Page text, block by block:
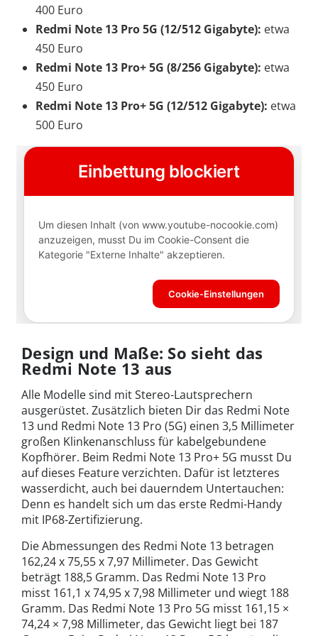
400 Euro
Redmi Note 13 Pro 5G (12/512 Gigabyte): etwa
450 Euro
Redmi Note 13 Pro+ 5G (8/256 Gigabyte): etwa
450 Euro
Redmi Note 13 Pro+ 5G (12/512 Gigabyte): etwa
500 Euro
Design und Maße: So sieht das
Redmi Note 13 aus
Alle Modelle sind mit Stereo-Lautsprechern
ausgerüstet. Zusätzlich bieten Dir das Redmi Note
13 und Redmi Note 13 Pro (5G) einen 3,5 Millimeter
großen Klinkenanschluss für kabelgebundene
Kopfhörer. Beim Redmi Note 13 Pro+ 5G musst Du
auf dieses Feature verzichten. Dafür ist letzteres
wasserdicht, auch bei dauerndem Untertauchen:
Denn es handelt sich um das erste Redmi-Handy
mit IP68-Zertifizierung.
Die Abmessungen des Redmi Note 13 betragen
162,24 x 75,55 x 7,97 Millimeter. Das Gewicht
beträgt 188,5 Gramm. Das Redmi Note 13 Pro
misst 161,1 x 74,95 x 7,98 Millimeter und wiegt 188
Gramm. Das Redmi Note 13 Pro 5G misst 161,15 ×
74,24 × 7,98 Millimeter, das Gewicht liegt bei 187